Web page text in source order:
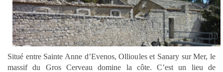
Situé entre Sainte Anne d’Evenos, Ollioules et Sanary sur Mer, le
massif du Gros Cerveau domine la côte. C’est un lieu de